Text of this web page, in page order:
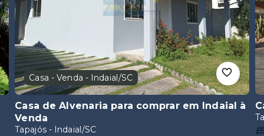
Casa - Venda - Indaial/SC
Casa de Alvenaria para comprar em Indaial à
Venda
Tapajós - Indaial/SC